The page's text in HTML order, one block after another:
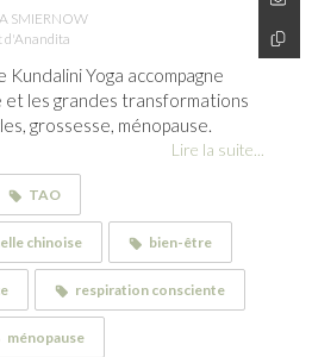
SMIERNOW
d'Anandita
Yoga accompagne
et les grandes transformations
grossesse, ménopause.
Lire la suite...
TAO
chinoise bien-être
respiration consciente
ménopause